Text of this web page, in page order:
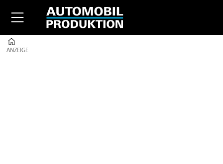
ANZEIGE
ANZEIGE